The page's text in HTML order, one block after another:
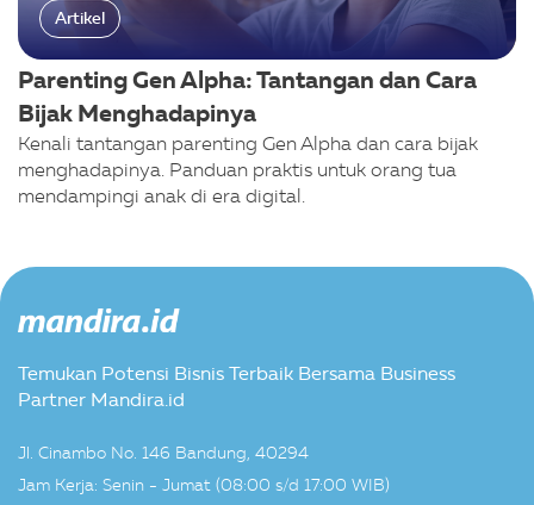
Artikel
Parenting Gen Alpha: Tantangan dan Cara
Bijak Menghadapinya
Kenali tantangan parenting Gen Alpha dan cara bijak
menghadapinya. Panduan praktis untuk orang tua
mendampingi anak di era digital.
Temukan Potensi Bisnis Terbaik Bersama Business
Partner Mandira.id
Jl. Cinambo No. 146 Bandung, 40294
Jam Kerja: Senin - Jumat (08:00 s/d 17:00 WIB)